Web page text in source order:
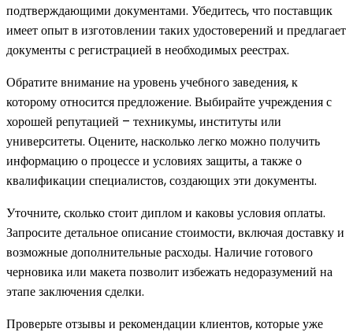
подтверждающими документами. Убедитесь, что поставщик
имеет опыт в изготовлении таких удостоверений и предлагает
документы с регистрацией в необходимых реестрах.
Обратите внимание на уровень учебного заведения, к
которому относится предложение. Выбирайте учреждения с
хорошей репутацией – техникумы, институты или
университеты. Оцените, насколько легко можно получить
информацию о процессе и условиях защиты, а также о
квалификации специалистов, создающих эти документы.
Уточните, сколько стоит диплом и каковы условия оплаты.
Запросите детальное описание стоимости, включая доставку и
возможные дополнительные расходы. Наличие готового
черновика или макета позволит избежать недоразумений на
этапе заключения сделки.
Проверьте отзывы и рекомендации клиентов, которые уже